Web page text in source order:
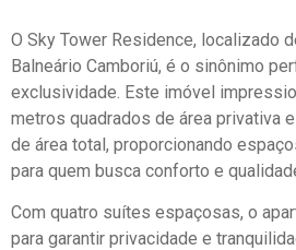
O Sky Tower Residence, localizado
Balneário Camboriú, é o sinônimo
exclusividade. Este imóvel
metros quadrados de área privativa
de área total, proporcionando
para quem busca conforto e
Com quatro suítes espaçosas, o
para garantir privacidade e